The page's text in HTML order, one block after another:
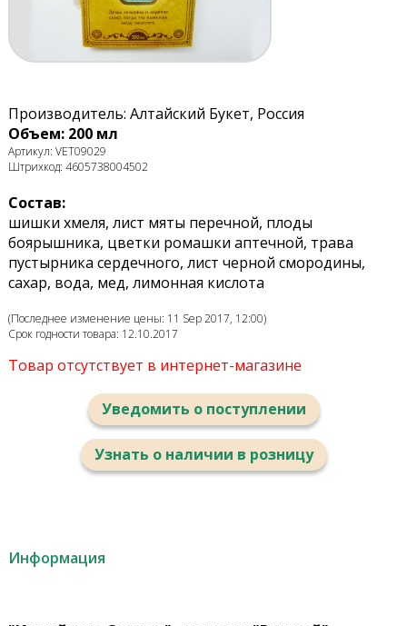
Производитель: Алтайский Букет, Россия
Объем: 200 мл
Артикул: VET09029
Штрихкод: 4605738004502
Состав:
шишки хмеля, лист мяты перечной, плоды
боярышника, цветки ромашки аптечной, трава
пустырника сердечного, лист черной смородины,
сахар, вода, мед, лимонная кислота
(Последнее изменение цены: 11 Sep 2017, 12:00)
Срок годности товара: 12.10.2017
Товар отсутствует в интернет-магазине
Уведомить о поступлении
Узнать о наличии в розницу
Информация